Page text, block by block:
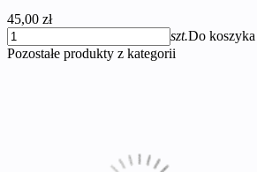
45,00 zł
szt.Do koszyka
Pozostałe produkty z kategorii